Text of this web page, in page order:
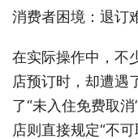
消费者困境：退订
在实际操作中，不
店预订时，却遭遇
了“未入住免费取
店则直接规定“不